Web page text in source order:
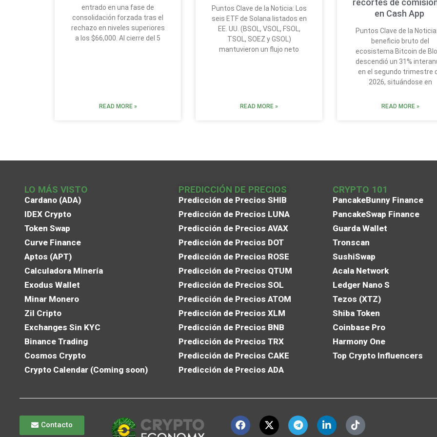
entrado en una fase de
consolidación forzada tras el
rechazo en niveles superiores
a los $66,000. Al cierre del 5
READ MORE »
Puntos Clave de la Noticia: Los
seis ETF de Solana listados en
EE. UU. (BSOL, VSOL, FSOL,
TSOL, SOEZ y GSOL)
mantuvieron un flujo neto
READ MORE »
en Cash App
Puntos Clave de la
beneficio bruto del
ecosistema Bitcoin de
descendió un 31%
en el segundo trimestre
2026, situándose en
READ MORE »
LO MÁS VISTO
Cardano (ADA)
IDEX Crypto
Token Swap
Curve Finance
Aptos (APT)
Calculadora Minería
Exodus Wallet
Minar Monero
Zil Cripto
Exchanges Sin KYC
Binance Trading
Cosmos Crypto
Crypto Calendar (Coming soon)
PREDICCIÓN DE PRECIOS
Predicción de Precios SHIB
Predicción de Precios LUNA
Predicción de Precios AVAX
Predicción de Precios DOT
Predicción de Precios ROSE
Predicción de Precios QTUM
Predicción de Precios SOL
Predicción de Precios ATOM
Predicción de Precios XLM
Predicción de Precios BNB
Predicción de Precios TRX
Predicción de Precios CAKE
Predicción de Precios ADA
CRYPTO 101
PancakeBunny Finance
PancakeSwap Finance
Guarda Wallet
Tronscan
SushiSwap
Acala Network
Ledger Nano S
Tezos (XTZ)
Shiba Token
Coinbase Pro
Harmony One
Top Crypto Influencers
Contacto